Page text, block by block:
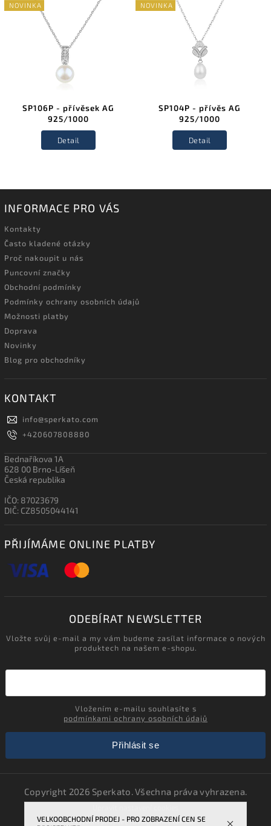
VELKOOBCHODNÍ PRODEJ - PRO ZOBRAZENÍ CEN SE
NOVINKA
SP106P - přívěsek AG
925/1000
Detail
NOVINKA
SP104P - přívěs AG
925/1000
Detail
INFORMACE PRO VÁS
Kontakty
Často kladené otázky
Proč nakoupit u nás
Puncovní značky
Obchodní podmínky
Podmínky ochrany osobních údajů
Možnosti platby
Doprava
Novinky
Blog pro obchodníky
KONTAKT
info@sperkato.com
+420607808880
Bednaříkova 1A
628 00 Brno-Líšeň
Česká republika
IČO: 87023679
DIČ: CZ8505044141
PŘIJÍMÁME ONLINE PLATBY
ODEBÍRAT NEWSLETTER
Vložte svůj e-mail a my vám budeme zasílat informace o nových
produktech na našem e-shopu.
podmínkami ochrany osobních údajů
Přihlásit se
Copyright 2026 Sperkato. Všechna práva vyhrazena.
VytvořilShoptet| DesignShoptak.cz.